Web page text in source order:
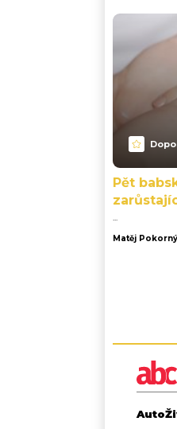
Pět
...
Matěj Pokorný